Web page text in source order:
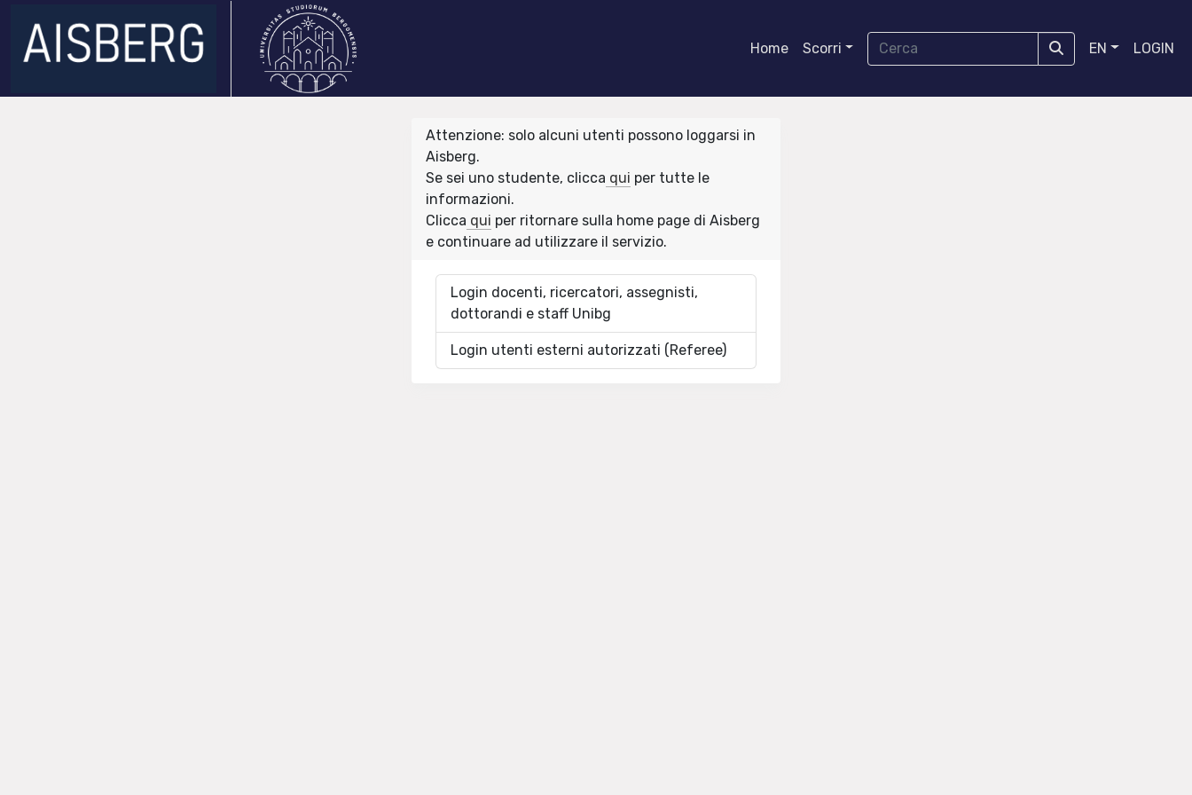
Home Scorri EN LOGIN
Attenzione: solo alcuni utenti possono loggarsi in
Aisberg.
Se sei uno studente, clicca qui per tutte le
informazioni.
Clicca qui per ritornare sulla home page di Aisberg
e continuare ad utilizzare il servizio.
Login docenti, ricercatori, assegnisti,
dottorandi e staff Unibg
Login utenti esterni autorizzati (Referee)